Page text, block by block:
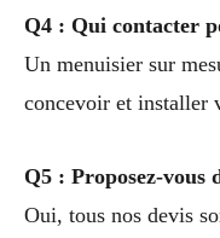
Q4 : Qui contacter
Un menuisier sur
concevoir et installer
Q5 : Proposez-vous
Oui, tous nos devis